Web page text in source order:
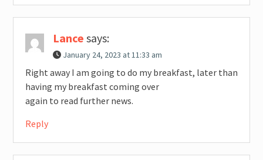
Lance says:
January 24, 2023 at 11:33 am
Right away I am going to do my breakfast, later than
having my breakfast coming over
again to read further news.
Reply